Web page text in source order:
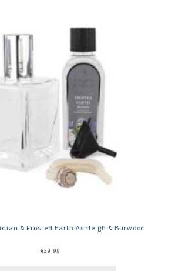
& Frosted Earth Ashleigh & Burwood
€39,99